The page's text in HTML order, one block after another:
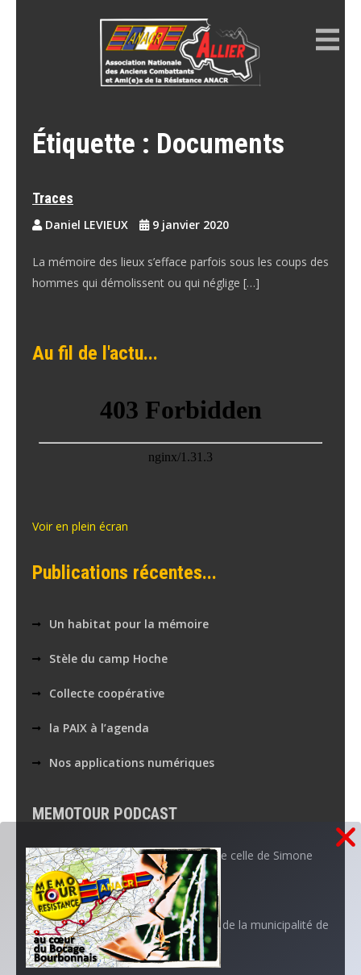
Étiquette : Documents
Traces
Daniel LEVIEUX 9 janvier 2020
La mémoire des lieux s’efface parfois sous les coups des
hommes qui démolissent ou qui néglige […]
Au fil de l'actu...
Voir en plein écran
Publications récentes...
Un habitat pour la mémoire
Stèle du camp Hoche
Collecte coopérative
la PAIX à l’agenda
Nos applications numériques
MEMOTOUR PODCAST
La mémoire de Marguerite croise celle de Simone
Aboutissement d’un projet…
L’ANACR accompagne l’initiative de la municipalité de
Neuvy